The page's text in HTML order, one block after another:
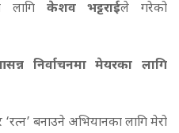
लागि केशव भट्टराईले गरेको
निर्वाचनमा मेयरका लागि
बनाउने अभियानका लागि मेरो